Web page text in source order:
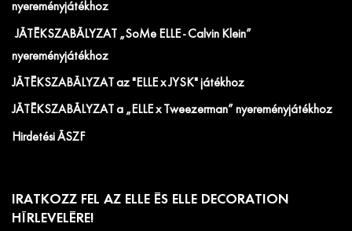
nyereményjátékhoz
JÁTÉKSZABÁLYZAT „SoMe ELLE - Calvin Klein”
nyereményjátékhoz
JÁTÉKSZABÁLYZAT az "ELLE x JYSK" játékhoz
JÁTÉKSZABÁLYZAT a „ELLE x Tweezerman” nyereményjátékhoz
Hirdetési ÁSZF
IRATKOZZ FEL AZ ELLE ÉS ELLE DECORATION
HÍRLEVELÉRE!